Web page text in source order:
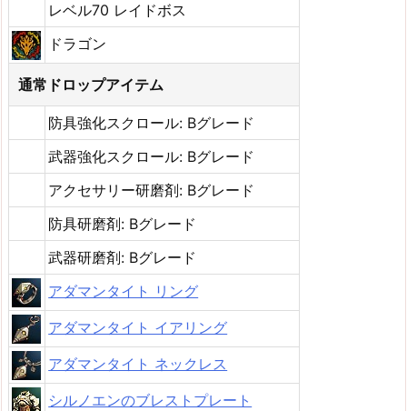
レベル70 レイドボス
ドラゴン
通常ドロップアイテム
防具強化スクロール: Bグレード
武器強化スクロール: Bグレード
アクセサリー研磨剤: Bグレード
防具研磨剤: Bグレード
武器研磨剤: Bグレード
アダマンタイト リング
アダマンタイト イアリング
アダマンタイト ネックレス
シルノエンのブレストプレート